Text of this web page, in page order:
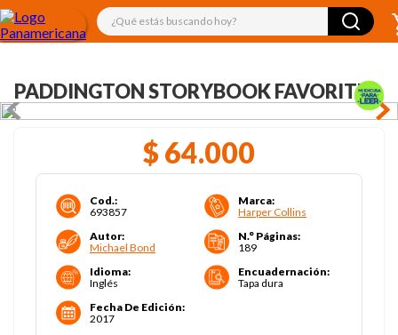
¿Qué estás buscando hoy?
PADDINGTON STORYBOOK FAVORITES
$ 64.000
Cod.:
693857
Marca:
Harper Collins
Autor:
Michael Bond
N.° Páginas:
189
Idioma:
Inglés
Encuadernación:
Tapa dura
Fecha De Edición:
2017